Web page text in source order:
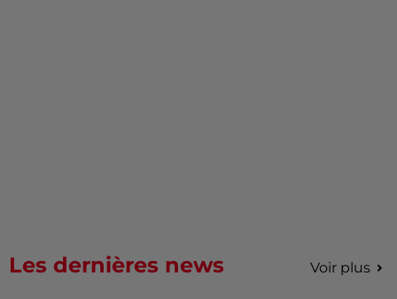
Les dernières news Voir plus